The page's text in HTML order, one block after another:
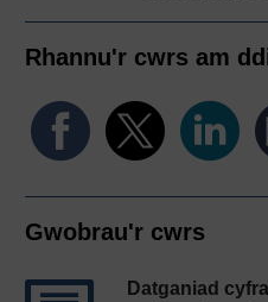
Rhannu'r cwrs am
Gwobrau'r cwrs
Datganiad